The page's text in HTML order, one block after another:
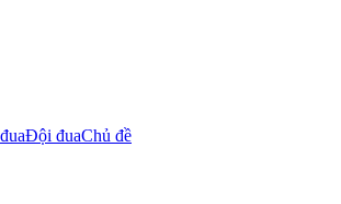
Đội đuaChủ đề